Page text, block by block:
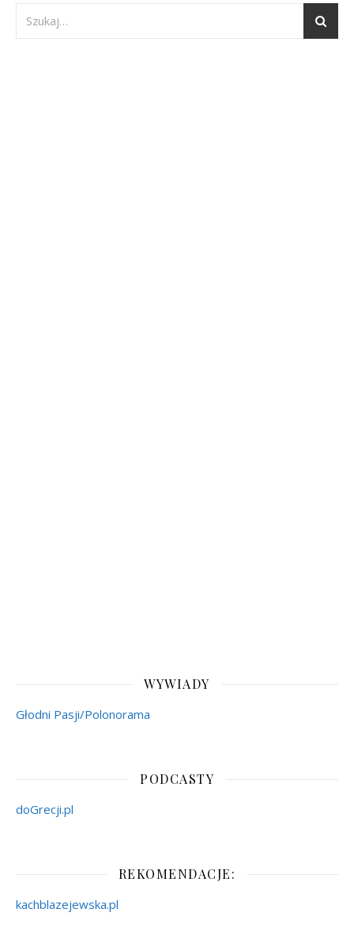
WYWIADY
Głodni Pasji/Polonorama
PODCASTY
doGrecji.pl
REKOMENDACJE:
kachblazejewska.pl